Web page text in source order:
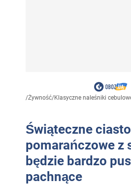
/Żywność/Klasyczne naleśniki
Świąteczne ciasto
pomarańczowe z
będzie bardzo
pachnące